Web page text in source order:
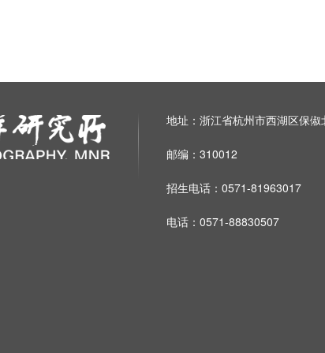
地址：浙江省杭州市西湖区保俶
邮编：310012
招生电话：0571-81963017
电话：0571-88830507